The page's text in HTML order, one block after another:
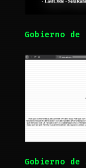
Gobierno de
Gobierno